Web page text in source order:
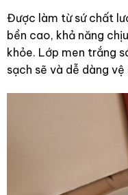
Được làm từ sứ chất
bền cao, khả năng
khỏe. Lớp men trắng
sạch sẽ và dễ dàng vệ